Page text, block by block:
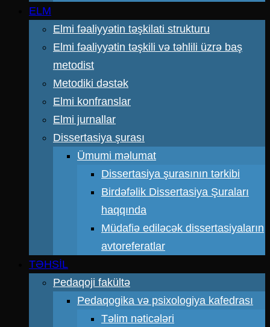
ELM
Elmi fəaliyyətin təşkilati strukturu
Elmi fəaliyyətin təşkili və təhlili üzrə baş
metodist
Metodiki dəstək
Elmi konfranslar
Elmi jurnallar
Dissertasiya şurası
Ümumi məlumat
Dissertasiya şurasının tərkibi
Birdəfəlik Dissertasiya Şuraları
haqqında
Müdafiə ediləcək dissertasiyaların
avtoreferatlar
TƏHSİL
Pedaqoji fakültə
Pedaqogika və psixologiya kafedrası
Təlim nəticələri